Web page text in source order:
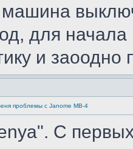
для начала
и заоодно
проблемы с Janome MB-4
С